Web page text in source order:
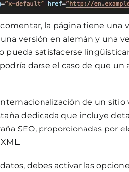
la página tiene una
versión en alemán y una
pueda satisfacerse
darse el caso de que un
de un
dedicada que incluye
SEO, proporcionadas por
debes activar las